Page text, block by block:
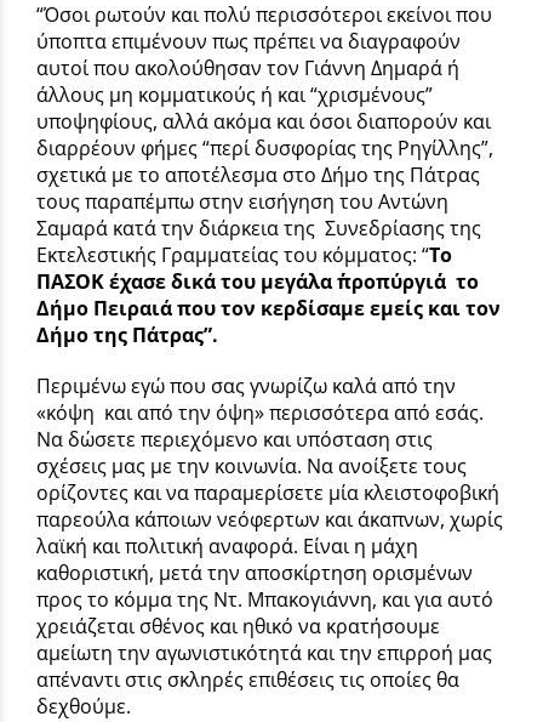
“Όσοι ρωτούν και πολύ περισσότεροι εκείνοι που
ύποπτα επιμένουν πως πρέπει να διαγραφούν
αυτοί που ακολούθησαν τον Γιάννη Δημαρά ή
άλλους μη κομματικούς ή και “χρισμένους”
υποψηφίους, αλλά ακόμα και όσοι διαπορούν και
διαρρέουν φήμες “περί δυσφορίας της Ρηγίλλης”,
σχετικά με το αποτέλεσμα στο Δήμο της Πάτρας
τους παραπέμπω στην εισήγηση του Αντώνη
Σαμαρά κατά την διάρκεια της Συνεδρίασης της
Εκτελεστικής Γραμματείας του κόμματος: “Το
ΠΑΣΟΚ έχασε δικά του μεγάλα ΄΄προπύργια΄΄ το
Δήμο Πειραιά που τον κερδίσαμε εμείς και τον
Δήμο της Πάτρας”.
Περιμένω εγώ που σας γνωρίζω καλά από την
«κόψη και από την όψη» περισσότερα από εσάς.
Να δώσετε περιεχόμενο και υπόσταση στις
σχέσεις μας με την κοινωνία. Να ανοίξετε τους
ορίζοντες και να παραμερίσετε μία κλειστοφοβική
παρεούλα κάποιων νεόφερτων και άκαπνων, χωρίς
λαϊκή και πολιτική αναφορά. Είναι η μάχη
καθοριστική, μετά την αποσκίρτηση ορισμένων
προς το κόμμα της Ντ. Μπακογιάννη, και για αυτό
χρειάζεται σθένος και ηθικό να κρατήσουμε
αμείωτη την αγωνιστικότητά και την επιρροή μας
απέναντι στις σκληρές επιθέσεις τις οποίες θα
δεχθούμε.